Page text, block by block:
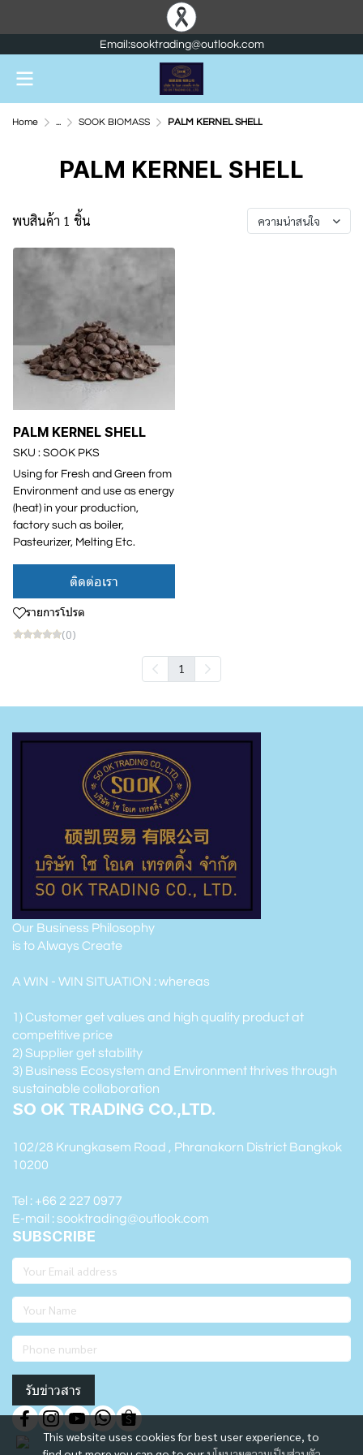
Email:sooktrading@outlook.com
Home ... SOOK BIOMASS PALM KERNEL SHELL
PALM KERNEL SHELL
พบสินค้า 1 ชิ้น ความน่าสนใจ
PALM KERNEL SHELL
SKU : SOOK PKS
Using for Fresh and Green from
Environment and use as energy
(heat) in your production,
factory such as boiler,
Pasteurizer, Melting Etc.
ติดต่อเรา
รายการโปรด
(0)
1
This website uses cookies for best user experience, to
Our Business Philosophy
is to Always Create
A WIN - WIN SITUATION : whereas
1) Customer get values and high quality product at
competitive price
2) Supplier get stability
3) Business Ecosystem and Environment thrives through
sustainable collaboration
SO OK TRADING CO.,LTD.
102/28 Krungkasem Road , Phranakorn District Bangkok
10200
Tel : +66 2 227 0977
E-mail : sooktrading@outlook.com
SUBSCRIBE
รับข่าวสาร